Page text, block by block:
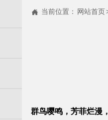
群鸟嘤鸣，芳菲烂漫
 当前位置： 网站首页